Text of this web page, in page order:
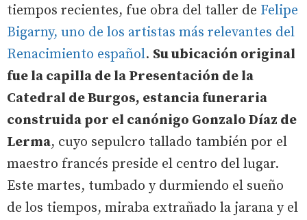
tiempos recientes, fue obra del taller de Felipe
Bigarny, uno de los artistas más relevantes del
Renacimiento español. Su ubicación original
fue la capilla de la Presentación de la
Catedral de Burgos, estancia funeraria
construida por el canónigo Gonzalo Díaz de
Lerma, cuyo sepulcro tallado también por el
maestro francés preside el centro del lugar.
Este martes, tumbado y durmiendo el sueño
de los tiempos, miraba extrañado la jarana y el